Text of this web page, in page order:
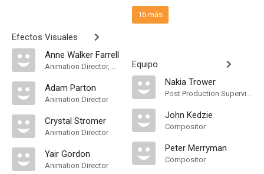
Efectos Visuales
Anne Walker Farrell
Animation Director, Lead Animator
Adam Parton
Animation Director
Crystal Stromer
Animation Director
Yair Gordon
Animation Director
16 más
Equipo
Nakia Trower
Post Production Supervisor
John Kedzie
Compositor
Peter Merryman
Compositor